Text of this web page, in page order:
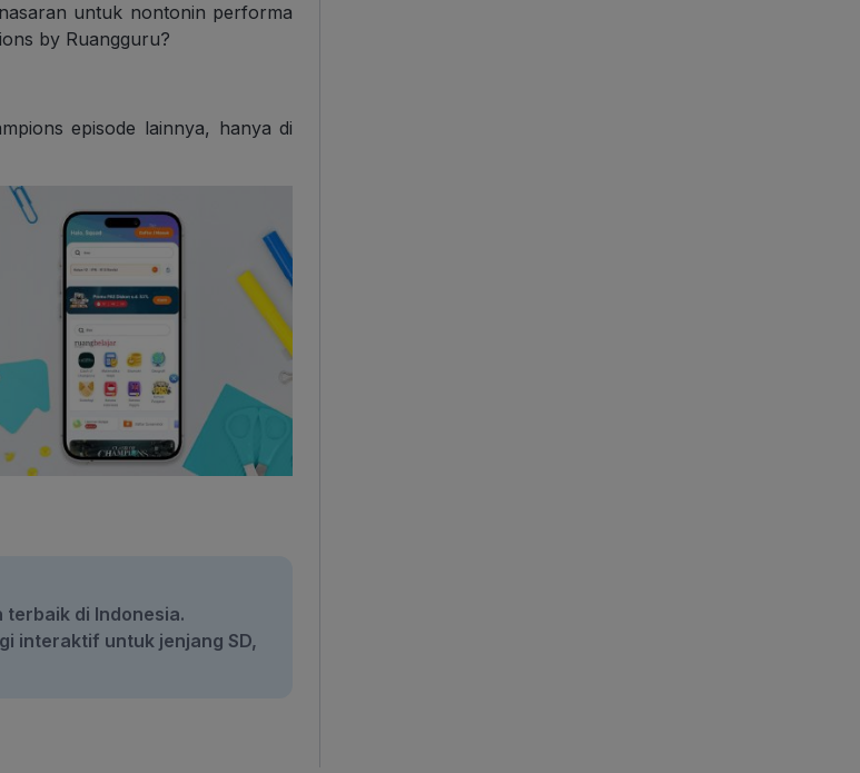
untuk nontonin performa
by Ruangguru?
episode lainnya, hanya di
di Indonesia.
interaktif untuk jenjang SD,